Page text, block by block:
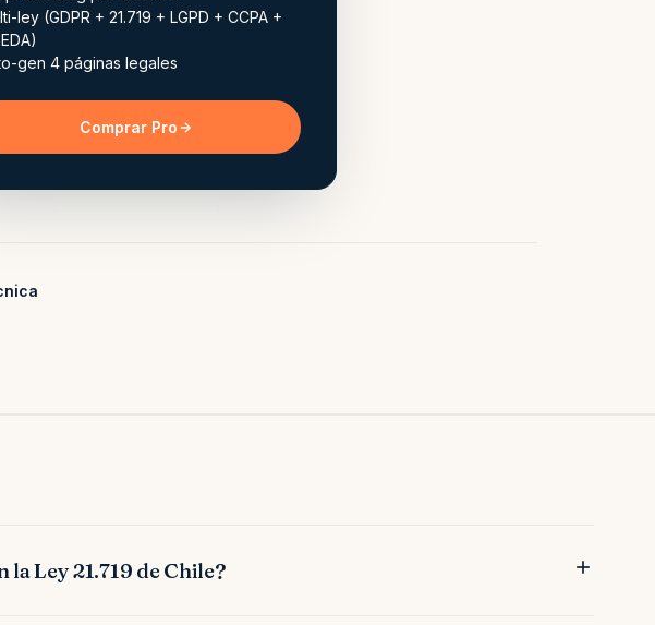
ley (GDPR + 21.719 + LGPD + CCPA +
gen 4 páginas legales
Comprar Pro
Ley 21.719 de Chile?